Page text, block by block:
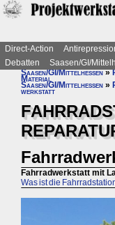
Direct-Action
Debatten
Saasen/GI/
Saasen/GI/Mittelhessen»
Material
Saasen/GI/Mittelhessen »
werkstatt
Fahrradwerkstatt mit
Was ist die